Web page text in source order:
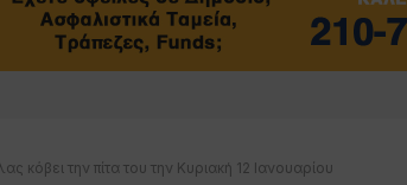
την πίτα του την Κυριακή 12 Ιανουαρίου